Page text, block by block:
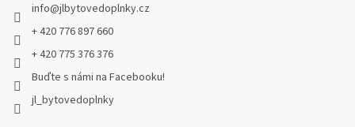
info@jlbytovedoplnky.cz
+ 420 776 897 660
+ 420 775 376 376
Buďte s námi na Facebooku!
jl_bytovedoplnky